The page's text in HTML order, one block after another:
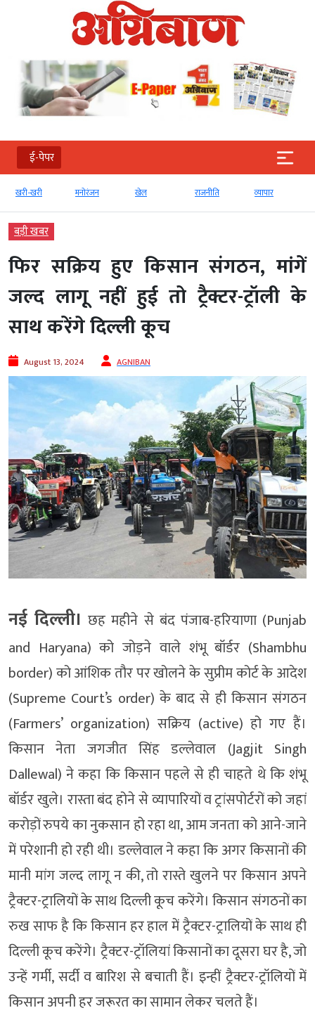
ई-पेपर
खरी-खरी मनोरंजन खेल राजनीति व्‍यापार
बड़ी खबर
फिर सक्रिय हुए किसान संगठन, मांगें
जल्द लागू नहीं हुई तो ट्रैक्टर-ट्रॉली के
साथ करेंगे दिल्ली कूच
August 13, 2024 AGNIBAN
नई दिल्ली। छह महीने से बंद पंजाब-हरियाणा (Punjab
and Haryana) को जोड़ने वाले शंभू बॉर्डर (Shambhu
border) को आंशिक तौर पर खोलने के सुप्रीम कोर्ट के आदेश
(Supreme Court’s order) के बाद से ही किसान संगठन
(Farmers’ organization) सक्रिय (active) हो गए हैं।
किसान नेता जगजीत सिंह डल्लेवाल (Jagjit Singh
Dallewal) ने कहा कि किसान पहले से ही चाहते थे कि शंभू
बॉर्डर खुले। रास्ता बंद होने से व्यापारियों व ट्रांसपोर्टरों को जहां
करोड़ों रुपये का नुकसान हो रहा था, आम जनता को आने-जाने
में परेशानी हो रही थी। डल्लेवाल ने कहा कि अगर किसानों की
मानी मांग जल्द लागू न की, तो रास्ते खुलने पर किसान अपने
ट्रैक्टर-ट्रालियों के साथ दिल्ली कूच करेंगे। किसान संगठनों का
रुख साफ है कि किसान हर हाल में ट्रैक्टर-ट्रालियों के साथ ही
दिल्ली कूच करेंगे। ट्रैक्टर-ट्रॉलियां किसानों का दूसरा घर है, जो
उन्हें गर्मी, सर्दी व बारिश से बचाती हैं। इन्हीं ट्रैक्टर-ट्रॉलियों में
किसान अपनी हर जरूरत का सामान लेकर चलते हैं।